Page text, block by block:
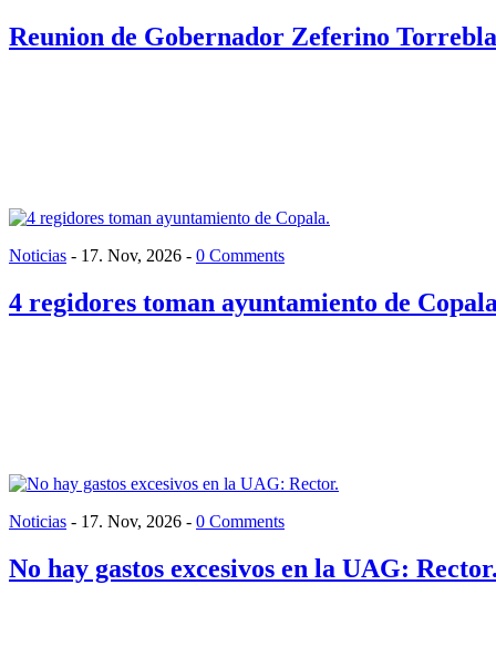
Reunion de Gobernador Zeferino
Noticias - 17. Nov, 2026 - 0 Comments
4 regidores toman ayuntamiento de
Noticias - 17. Nov, 2026 - 0 Comments
No hay gastos excesivos en la UAG: